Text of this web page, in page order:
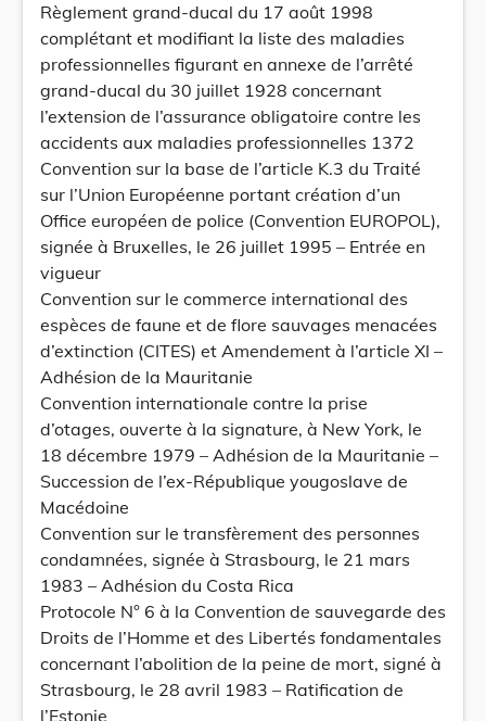
Règlement grand-ducal du 17 août 1998
complétant et modifiant la liste des maladies
professionnelles figurant en annexe de l’arrêté
grand-ducal du 30 juillet 1928 concernant
l’extension de l’assurance obligatoire contre les
accidents aux maladies professionnelles 1372
Convention sur la base de l’article K.3 du Traité
sur l’Union Européenne portant création d’un
Office européen de police (Convention EUROPOL),
signée à Bruxelles, le 26 juillet 1995 – Entrée en
vigueur
Convention sur le commerce international des
espèces de faune et de flore sauvages menacées
d’extinction (CITES) et Amendement à l’article XI –
Adhésion de la Mauritanie
Convention internationale contre la prise
d’otages, ouverte à la signature, à New York, le
18 décembre 1979 – Adhésion de la Mauritanie –
Succession de l’ex-République yougoslave de
Macédoine
Convention sur le transfèrement des personnes
condamnées, signée à Strasbourg, le 21 mars
1983 – Adhésion du Costa Rica
Protocole N° 6 à la Convention de sauvegarde des
Droits de l’Homme et des Libertés fondamentales
concernant l’abolition de la peine de mort, signé à
Strasbourg, le 28 avril 1983 – Ratification de
l’Estonie